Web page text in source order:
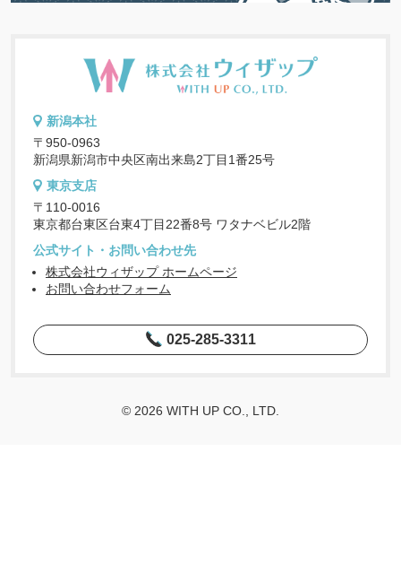
新潟本社
〒950-0963
新潟県新潟市中央区南出来島2丁目1番25号
東京支店
〒110-0016
東京都台東区台東4丁目22番8号 ワタナベビル2階
公式サイト・お問い合わせ先
株式会社ウィザップ ホームページ
お問い合わせフォーム
025-285-3311
© 2026 WITH UP CO., LTD.